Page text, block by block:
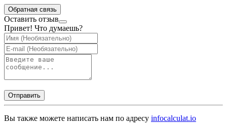
Обратная связь
Оставить отзыв
Привет! Что думаешь?
Отправить
Вы также можете написать нам по адресу infocalculat.io